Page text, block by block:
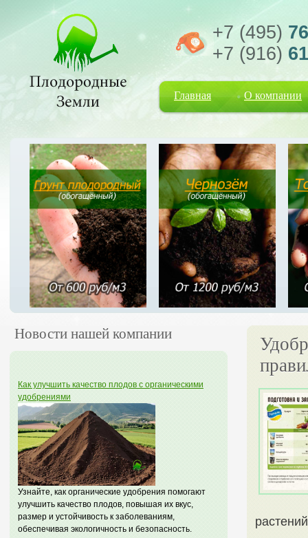
+7 (495)
+7 (916)
Главная О компании
Новости нашей компании
Как улучшить качество плодов с органическими
удобрениями
Узнайте, как органические удобрения помогают
улучшить качество плодов, повышая их вкус,
размер и устойчивость к заболеваниям,
обеспечивая экологичность и безопасность.